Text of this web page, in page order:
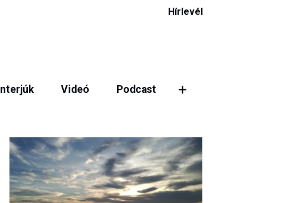
Hírlevél
Interjúk Videó Podcast